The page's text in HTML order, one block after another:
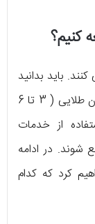
کنیم؟
باید بدانید
که برخی ازبیماری ها مثل سکته مغزی یک زمان طلایی ( 3 تا 6
از خدمات
شوند. در ادامه
کرد که کدام